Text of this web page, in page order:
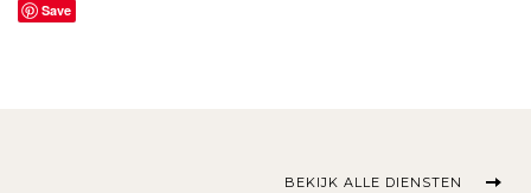
Save
BEKIJK ALLE DIENSTEN